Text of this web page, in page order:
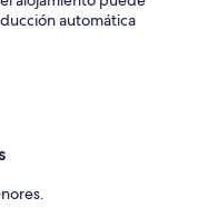
automática